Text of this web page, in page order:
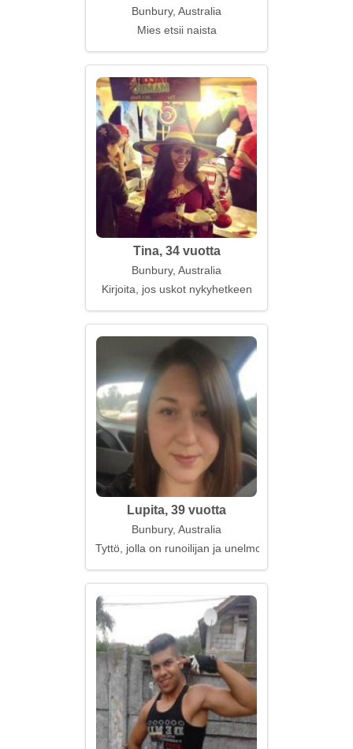
Bunbury, Australia
Mies etsii naista
Tina, 34 vuotta
Bunbury, Australia
Kirjoita, jos uskot nykyhetkeen
Lupita, 39 vuotta
Bunbury, Australia
Tyttö, jolla on runoilijan ja unelmoijan sielu